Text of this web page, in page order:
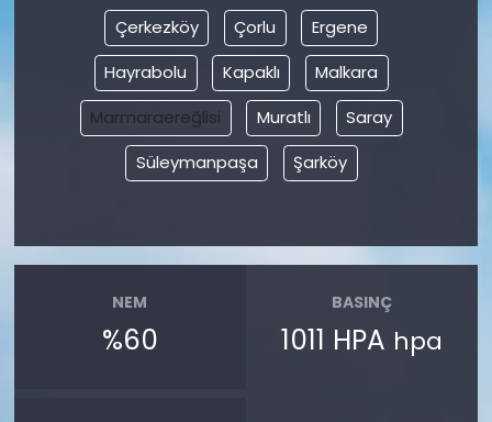
Çerkezköy Çorlu
Ergene
Hayrabolu
Kapaklı
Malkara
Marmaraereğlisi
Muratlı
Saray
Süleymanpaşa
Şarköy
NEM
%60
BASINÇ
1011 HPA hpa